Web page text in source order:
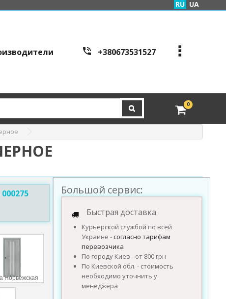
RU UA
+380673531527
edveri.kyiv@gmail.com
Режим работы c
tre:
0
000275
Норвежская
Большой сервис:
Быстрая доставка
Курьерской службой по всей
Украине -согласно тарифам
перевозчика
По городу Киев - от 800 грн
По Киевской обл. - стоимость
необходимо уточнить у
менеджера